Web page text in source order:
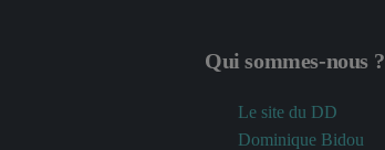
Qui sommes-nous ?
Le site du DD
Dominique Bidou